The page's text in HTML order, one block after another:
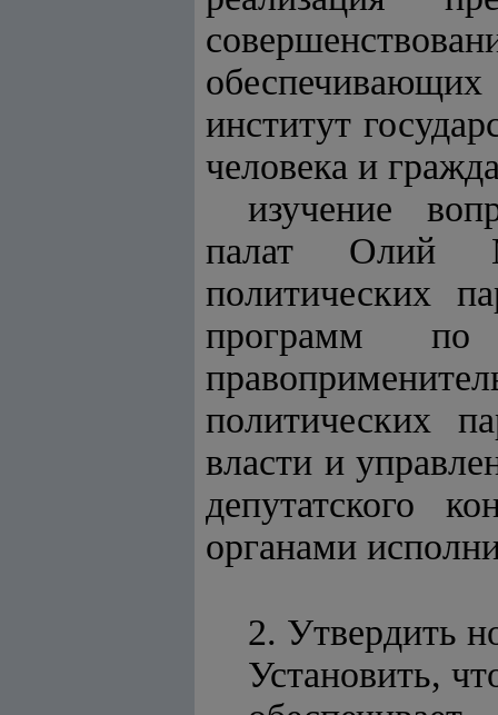
институт
человека и
изучение
палат Олий
политических
программ по
политических
власти и
депутатского
органами
2. Утвердить
Установить,